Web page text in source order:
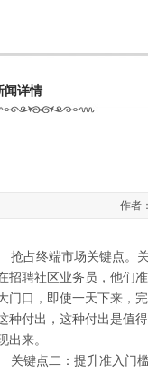
闻详情
作者
抢占终端市场关键点。
招聘社区业务员，他们
门口，即使一天下来，
种付出，这种付出是值
出来。
关键点二：提升准入门